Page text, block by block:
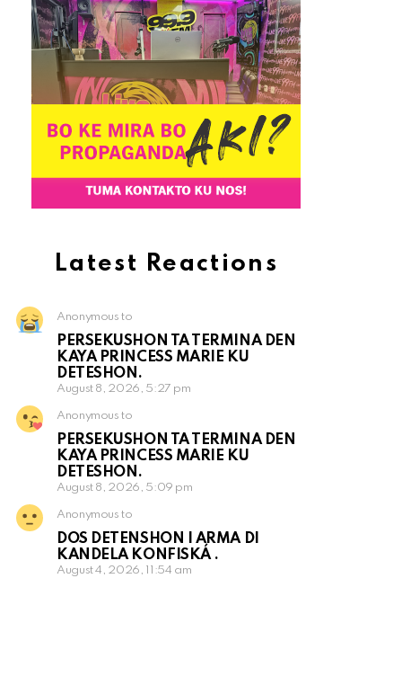
Latest Reactions
Anonymous to
PERSEKUSHON TA TERMINA DEN
KAYA PRINCESS MARIE KU
DETESHON.
August 8, 2026, 5:27 pm
Anonymous to
PERSEKUSHON TA TERMINA DEN
KAYA PRINCESS MARIE KU
DETESHON.
August 8, 2026, 5:09 pm
Anonymous to
DOS DETENSHON I ARMA DI
KANDELA KONFISKÁ .
August 4, 2026, 11:54 am